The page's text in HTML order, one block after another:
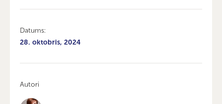
Datums:
28. oktobris, 2024
Autori